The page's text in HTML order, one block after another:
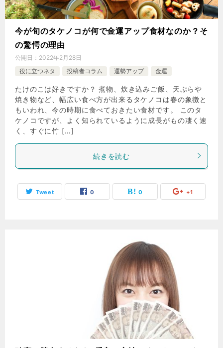
今が旬のタケノコが何で金運アップ食材なのか？そ
の驚愕の理由
公開日： 2022年2月28日
役に立つネタ
投稿者コラム 運勢アップ 金運
たけのこは好きですか？ 煮物、炊き込みご飯、天ぷらや
焼き物など、幅広い食べ方が出来るタケノコは春の象徴と
もいわれ、今の時期に食べておきたい食材です。 このタ
ケノコですが、よく知られているように成長がもの凄く速
く、すぐに竹 […]
続きを読む
Tweet 0 0 +1